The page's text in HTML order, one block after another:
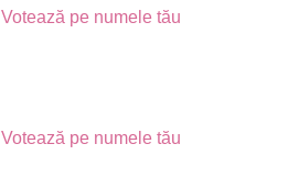
Votează pe numele tău
Votează pe numele tău